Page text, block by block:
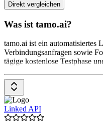
Direkt vergleichen
Was ist tamo.ai?
tamo.ai ist ein automatisiertes
Verbindungsanfragen sowie
tägige kostenlose Testphase
Linked API